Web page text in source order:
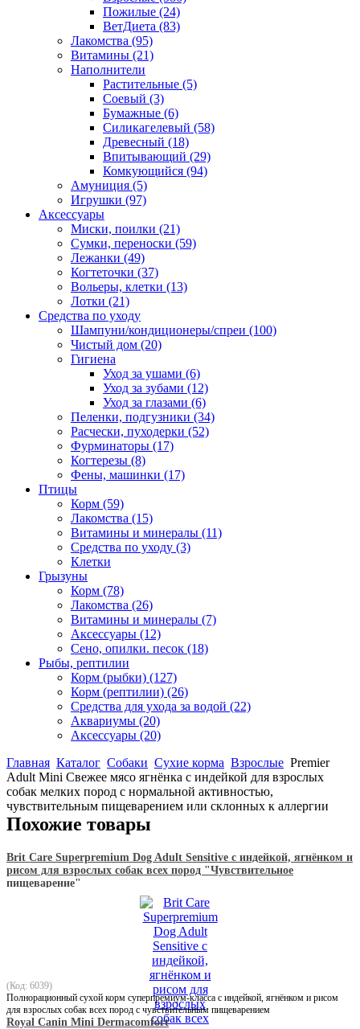
Пожилые (24)
ВетДиета (83)
Лакомства (95)
Витамины (21)
Наполнители
Растительные (5)
Соевый (3)
Бумажные (6)
Силикагелевый (58)
Древесный (18)
Впитывающий (29)
Комкующийся (94)
Амуниция (5)
Игрушки (97)
Аксессуары
Миски, поилки (21)
Сумки, переноски (59)
Лежанки (49)
Когтеточки (37)
Вольеры, клетки (13)
Лотки (21)
Средства по уходу
Шампуни/кондиционеры/спреи (100)
Чистый дом (20)
Гигиена
Уход за ушами (6)
Уход за зубами (12)
Уход за глазами (6)
Пеленки, подгузники (34)
Расчески, пуходерки (52)
Фурминаторы (17)
Когтерезы (8)
Фены, машинки (17)
Птицы
Корм (59)
Лакомства (15)
Витамины и минералы (11)
Средства по уходу (3)
Клетки
Грызуны
Корм (78)
Лакомства (26)
Витамины и минералы (7)
Аксессуары (12)
Сено, опилки. песок (18)
Рыбы, рептилии
Корм (рыбки) (127)
Корм (рептилии) (26)
Средства для ухода за водой (22)
Аквариумы (20)
Аксессуары (20)
Главная Каталог Собаки Сухие корма Взрослые Premier
Adult Mini Свежее мясо ягнёнка с индейкой для взрослых
собак мелких пород с нормальной активностью,
чувствительным пищеварением или склонных к аллергии
Похожие товары
Brit Care Superpremium Dog Adult Sensitive с индейкой, ягнёнком и
рисом для взрослых собак всех пород "Чувствительное
пищеварение"
(Код: 6039)
Полнорационный сухой корм суперпремиум-класса с индейкой, ягнёнком и рисом
для взрослых собак всех пород с чувствительным пищеварением
Royal Canin Mini Dermacomfort